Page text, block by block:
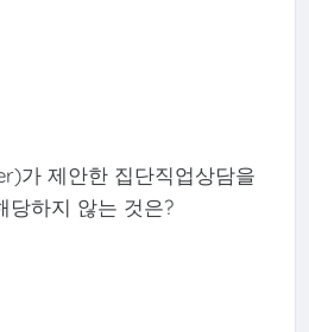
가 제안한 집단직업상담을
당하지 않는 것은?